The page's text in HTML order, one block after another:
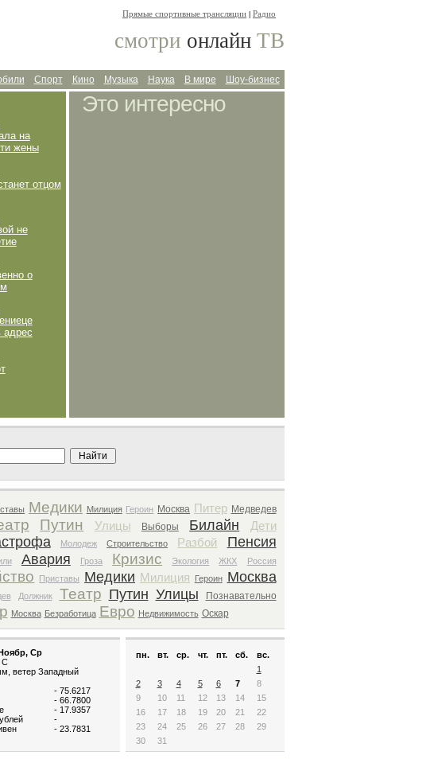
Прямые спортивные трансляции Радио
смотри онлайн ТВ
Шоу-бизнес
В мире
Наука
Музыка
Кино
Спорт
Это интересно
на
жены
отцом
не
о
адрес
Поиск архива
Медики Милиция Героин Москва Питер Медведев
Путин Улицы Выборы Билайн
Дети
Молодеж Строительство Разбой Пенсия
Авария Гроза Кризис Экология ЖКХ Россия
Приставы Медики Милиция Героин Москва
Должник Театр Путин Улицы
Познавательно
Москва Безработица Евро Недвижимость Оскар
Ср
C
ветер Западный
- 75.6217
- 66.7800
- 17.9357
-
- 23.7831
пн. вт. ср. чт. пт. сб.
вс.
1
2
3 4 5 6 7
8
9
10 11 12 13 14
15
16
17 18 19 20 21
22
23
24 25 26 27 28
29
30
31